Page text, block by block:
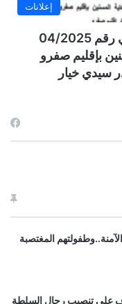
إعلانات
إعلان عن طلب عروض مفتوح وطني رقم 04/2025
بإقليم صفرو
سيدي خيار
المغتصبة
على تنصيب رجال السلطة